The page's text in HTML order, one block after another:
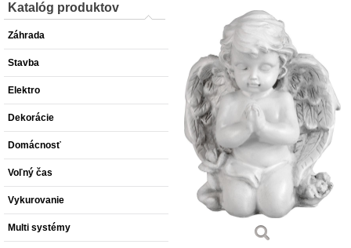
Katalóg produktov
Záhrada
Stavba
Elektro
Dekorácie
Domácnosť
Voľný čas
Vykurovanie
Multi systémy